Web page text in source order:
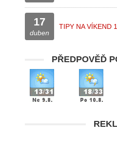
17
duben
TIPY NA VÍKEND
PŘEDPOVĚĎ